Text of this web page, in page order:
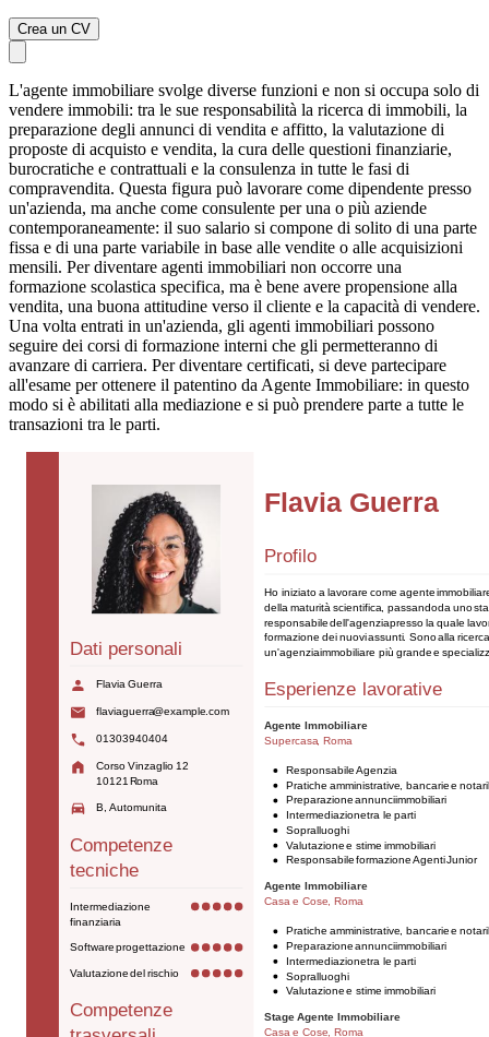
Crea un CV
L'agente immobiliare svolge diverse funzioni e non si occupa solo di
vendere immobili: tra le sue responsabilità la ricerca di immobili, la
preparazione degli annunci di vendita e affitto, la valutazione di
proposte di acquisto e vendita, la cura delle questioni finanziarie,
burocratiche e contrattuali e la consulenza in tutte le fasi di
compravendita. Questa figura può lavorare come dipendente presso
un'azienda, ma anche come consulente per una o più aziende
contemporaneamente: il suo salario si compone di solito di una parte
fissa e di una parte variabile in base alle vendite o alle acquisizioni
mensili. Per diventare agenti immobiliari non occorre una
formazione scolastica specifica, ma è bene avere propensione alla
vendita, una buona attitudine verso il cliente e la capacità di vendere.
Una volta entrati in un'azienda, gli agenti immobiliari possono
seguire dei corsi di formazione interni che gli permetteranno di
avanzare di carriera. Per diventare certificati, si deve partecipare
all'esame per ottenere il patentino da Agente Immobiliare: in questo
modo si è abilitati alla mediazione e si può prendere parte a tutte le
transazioni tra le parti.